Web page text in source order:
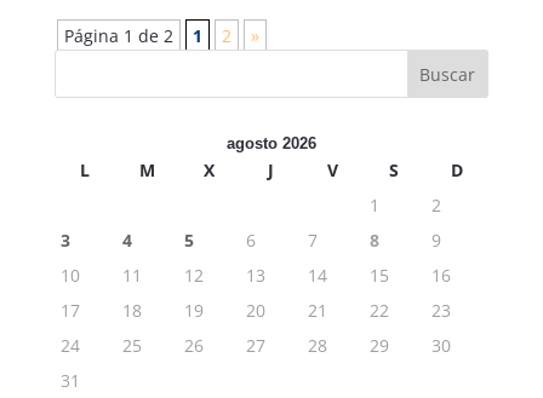
Página 1 de 2 1 2 »
agosto 2026
L M X J V S
D
1
2
3
4 5 6 7 8
9
10
11 12 13 14 15
16
17
18 19 20 21 22
23
24
25 26 27 28 29
30
31